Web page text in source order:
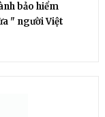
bảo hiểm
" người Việt